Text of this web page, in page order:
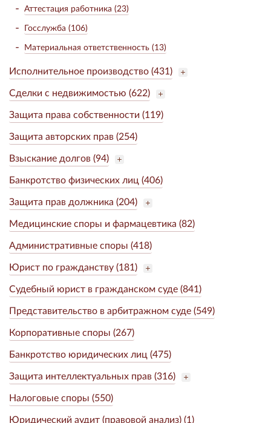
Аттестация работника (23)
Госслужба (106)
Материальная ответственность (13)
Исполнительное производство (431)
Сделки с недвижимостью (622)
Защита права собственности (119)
Защита авторских прав (254)
Взыскание долгов (94)
Банкротство физических лиц (406)
Защита прав должника (204)
Медицинские споры и фармацевтика (82)
Административные споры (418)
Юрист по гражданству (181)
Судебный юрист в гражданском суде (841)
Представительство в арбитражном суде (549)
Корпоративные споры (267)
Банкротство юридических лиц (475)
Защита интеллектуальных прав (316)
Налоговые споры (550)
Юридический аудит (правовой анализ) (1)